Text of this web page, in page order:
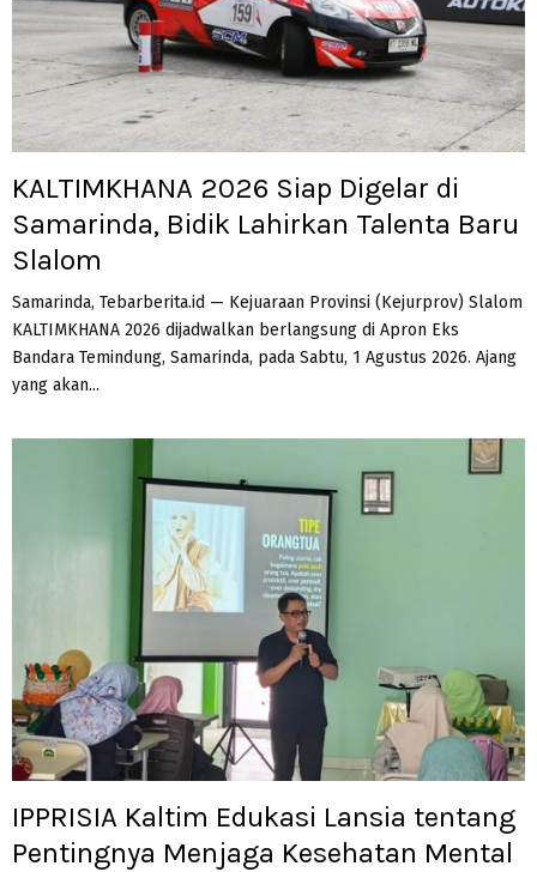
KALTIMKHANA 2026 Siap Digelar di
Samarinda, Bidik Lahirkan Talenta Baru
Slalom
Samarinda, Tebarberita.id — Kejuaraan Provinsi (Kejurprov) Slalom
KALTIMKHANA 2026 dijadwalkan berlangsung di Apron Eks
Bandara Temindung, Samarinda, pada Sabtu, 1 Agustus 2026. Ajang
yang akan...
IPPRISIA Kaltim Edukasi Lansia tentang
Pentingnya Menjaga Kesehatan Mental